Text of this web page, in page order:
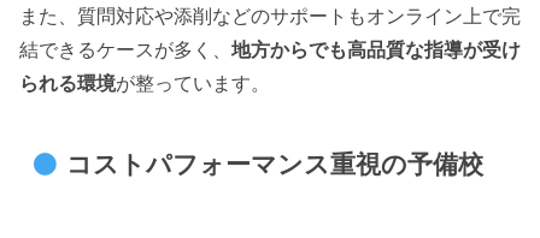
また、質問対応や添削などのサポートもオンライン上で完
結できるケースが多く、 地方からでも高品質な指導が受け
られる環境が整っています。
コストパフォーマンス重視の予備校